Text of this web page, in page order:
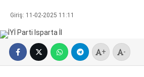
SIYASET
DÜNYA
Giriş: 11-02-2025 11:11
+ -